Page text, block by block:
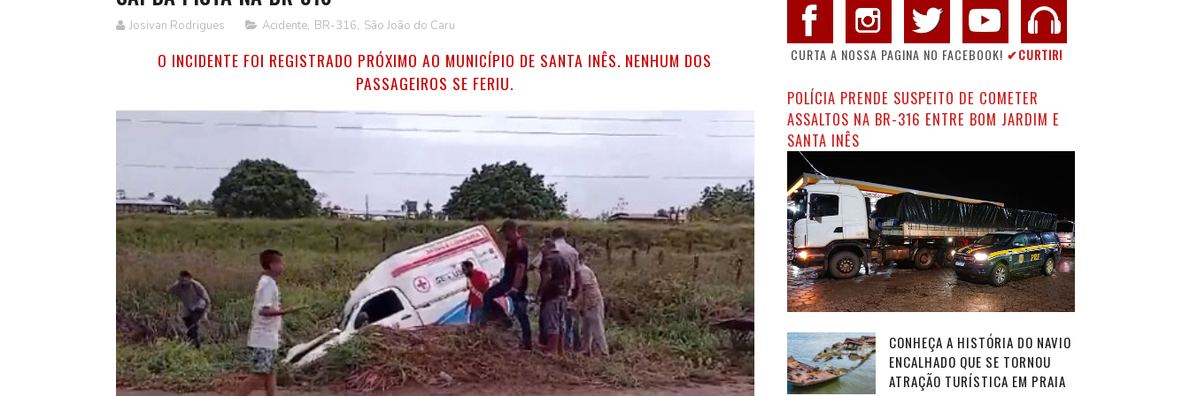
Josivan Rodrigues Acidente, BR-316, São João do Caru
O INCIDENTE FOI REGISTRADO PRÓXIMO AO MUNICÍPIO DE SANTA INÊS. NENHUM DOS
PASSAGEIROS SE FERIU.
CURTA A NOSSA PAGINA NO FACEBOOK! ✔CURTIR!
POLÍCIA PRENDE SUSPEITO DE COMETER
ASSALTOS NA BR-316 ENTRE BOM JARDIM E
SANTA INÊS
CONHEÇA A HISTÓRIA DO NAVIO
ENCALHADO QUE SE TORNOU
ATRAÇÃO TURÍSTICA EM PRAIA